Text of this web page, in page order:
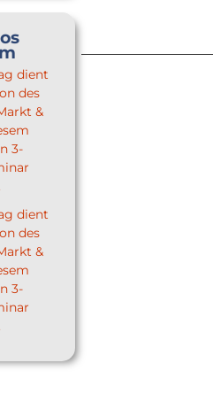
dient
des
&
3-
dient
des
&
3-